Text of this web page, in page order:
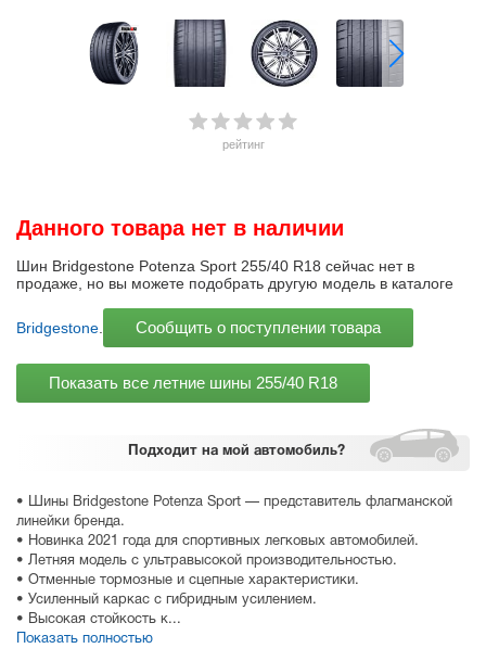
рейтинг
Подходит на мой автомобиль?
• Шины Bridgestone Potenza Sport — представитель флагманской
линейки бренда.
• Новинка 2021 года для спортивных легковых автомобилей.
• Летняя модель с ультравысокой производительностью.
• Отменные тормозные и сцепные характеристики.
• Усиленный каркас с гибридным усилением.
• Высокая стойкость к...
Показать полностью
Данного товара нет в наличии
Шин Bridgestone Potenza Sport 255/40 R18 сейчас нет в
продаже, но вы можете подобрать другую модель в каталоге
Bridgestone Сообщить о поступлении товара
Показать все летние шины 255/40 R18